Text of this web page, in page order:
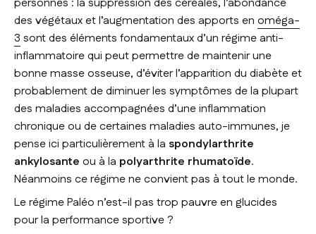
des végétaux et l’augmentation des apports en oméga-
3 sont des éléments fondamentaux d’un régime anti-
inflammatoire qui peut permettre de maintenir une
bonne masse osseuse, d’éviter l’apparition du diabète et
probablement de diminuer les symptômes de la plupart
des maladies accompagnées d’une inflammation
chronique ou de certaines maladies auto-immunes, je
pense ici particulièrement à la spondylarthrite
ankylosante ou à la polyarthrite rhumatoïde.
Néanmoins ce régime ne convient pas à tout le monde.
Le régime Paléo n’est-il pas trop pauvre en glucides
pour la performance sportive ?